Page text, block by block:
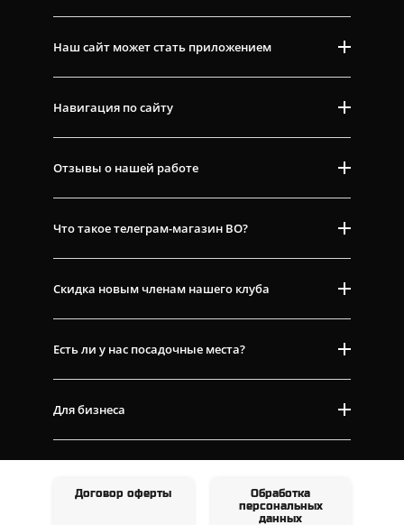
Наш сайт может стать приложением
Навигация по сайту
Отзывы о нашей работе
Что такое телеграм-магазин ВО?
Скидка новым членам нашего клуба
Есть ли у нас посадочные места?
Для бизнеса
Договор оферты
Обработка
персональных
данных